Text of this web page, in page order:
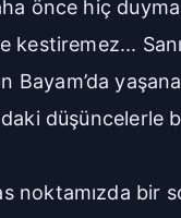
önce hiç
Bayam’da
düşüncelerle
noktamızda bir